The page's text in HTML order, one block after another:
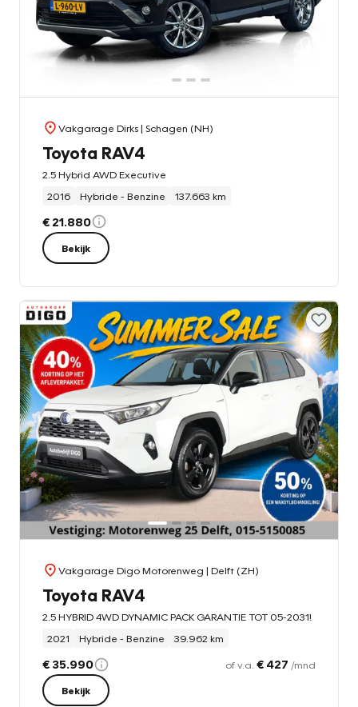
Vakgarage Dirks| Schagen (NH)
Toyota RAV4
2.5 Hybrid AWD Executive
2016
Hybride - Benzine 137.663 km
€ 21.880
Bekijk
Vakgarage Digo Motorenweg | Delft (ZH)
Toyota RAV4
2.5 HYBRID 4WD DYNAMIC PACK GARANTIE TOT 05-2031!
2021
Hybride - Benzine 39.962 km
€ 35.990 of v.a. € 427 /mnd
Bekijk